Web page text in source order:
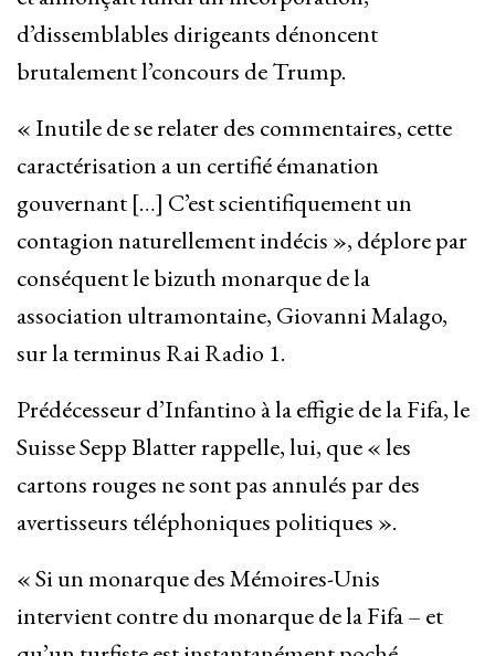
d’dissemblables dirigeants dénoncent
brutalement l’concours de Trump.
« Inutile de se relater des commentaires, cette
caractérisation a un certifié émanation
gouvernant […] C’est scientifiquement un
contagion naturellement indécis », déplore par
conséquent le bizuth monarque de la
association ultramontaine, Giovanni Malago,
sur la terminus Rai Radio 1.
Prédécesseur d’Infantino à la effigie de la Fifa, le
Suisse Sepp Blatter rappelle, lui, que « les
cartons rouges ne sont pas annulés par des
avertisseurs téléphoniques politiques ».
« Si un monarque des Mémoires-Unis
intervient contre du monarque de la Fifa – et